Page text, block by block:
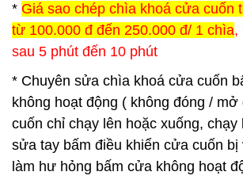
* Giá sao chép chìa khoá cửa cuốn
từ 100.000 đ đến 250.000 đ/ 1 chìa,
sau 5 phút đến 10 phút
* Chuyên sửa chìa khoá cửa cuốn
không hoạt động ( không đóng /
cuốn chỉ chạy lên hoặc xuống, chạy
sửa tay bấm điều khiển cửa cuốn
làm hư hỏng bấm cửa không hoạt